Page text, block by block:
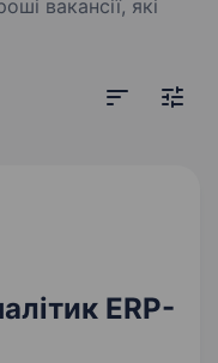
вакансії, які
ERP-